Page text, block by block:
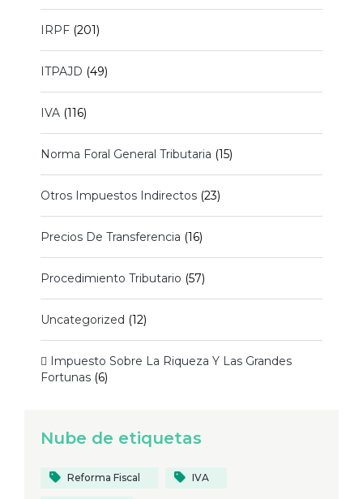
IRPF (201)
ITPAJD (49)
IVA (116)
Norma Foral General Tributaria (15)
Otros Impuestos Indirectos (23)
Precios De Transferencia (16)
Procedimiento Tributario (57)
Uncategorized (12)
 Impuesto Sobre La Riqueza Y Las Grandes
Fortunas (6)
Nube de etiquetas
Reforma Fiscal IVA